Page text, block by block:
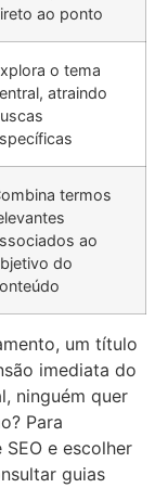
ao ponto
o tema
atraindo
termos
ao
do
um título
imediata do
ninguém quer
Para
e escolher
guias